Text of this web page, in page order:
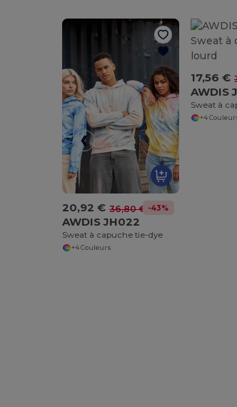
20,92 € 36,80 € -43%
AWDIS JH022
Sweat à capuche tie-dye
+4 Couleurs
17,56 €
AWDIS
Sweat à
+4